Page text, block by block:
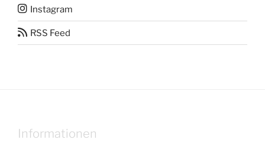
Instagram
RSS Feed
Informationen